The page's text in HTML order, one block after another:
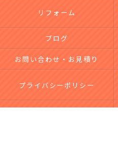
リフォーム
ブログ
お問い合わせ・お見積り
プライバシーポリシー
台風による屋根・外壁被害｜無